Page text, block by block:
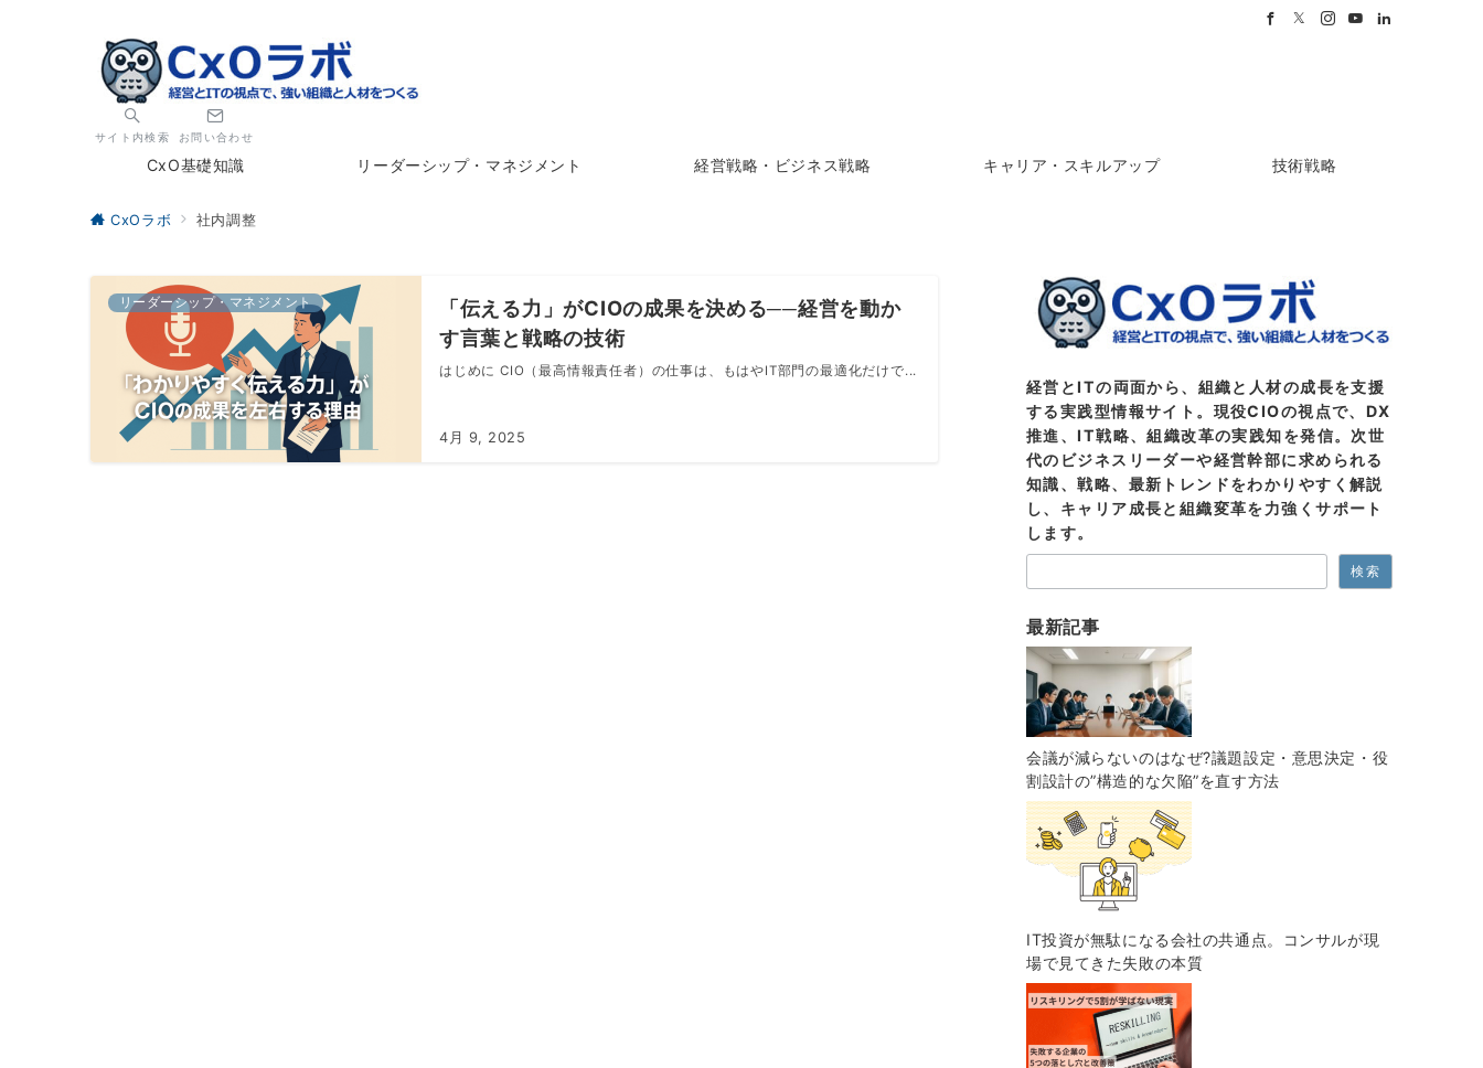
サイト内検索 お問い合わせ
CxO基礎知識 リーダーシップ・マネジメント 経営戦略・ビジネス戦略 キャリア・スキルアップ 技術戦略
CxOラボ 社内調整
リーダーシップ・マネジメント
「伝える力」がCIOの成果を決める──経営を動か
す言葉と戦略の技術
はじめに CIO（最高情報責任者）の仕事は、もはやIT部門の最適化だけで...
4月 9, 2025
経営とITの両面から、組織と人材の成長を支援
する実践型情報サイト。現役CIOの視点で、DX
推進、IT戦略、組織改革の実践知を発信。次世
代のビジネスリーダーや経営幹部に求められる
知識、戦略、最新トレンドをわかりやすく解説
し、キャリア成長と組織変革を力強くサポート
します。
検索
最新記事
会議が減らないのはなぜ?議題設定・意思決定・役
割設計の”構造的な欠陥”を直す方法
IT投資が無駄になる会社の共通点。コンサルが現
場で見てきた失敗の本質